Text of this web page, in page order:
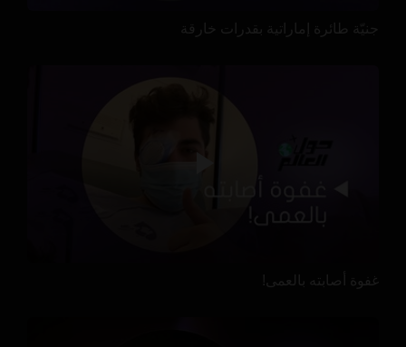
جنيّة طائرة إماراتية بقدرات خارقة
غفوة أصابته بالعمى!